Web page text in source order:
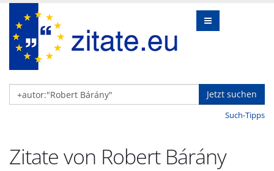
Jetzt suchen
Such-Tipps
Zitate von Robert Bárány